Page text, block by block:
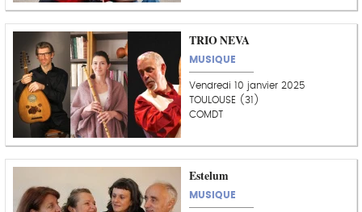
TRIO NEVA
MUSIQUE
Vendredi 10 janvier 2025
TOULOUSE (31)
COMDT
Estelum
MUSIQUE